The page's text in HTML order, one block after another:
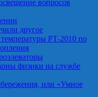
вопросов
другое
температуры РТ-2010 по
физики на службе
или «Умное